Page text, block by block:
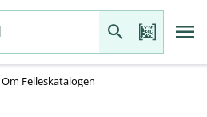
Om Felleskatalogen